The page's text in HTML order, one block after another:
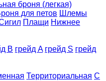
броня (легкая)
для петов Шлемы
Плащи Нижнее
B грейд A грейд S грейд
Территориальная С